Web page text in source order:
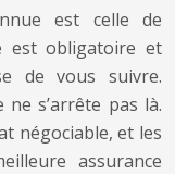
est celle de
est obligatoire et
de vous suivre.
s’arrête pas là.
négociable, et les
assurance